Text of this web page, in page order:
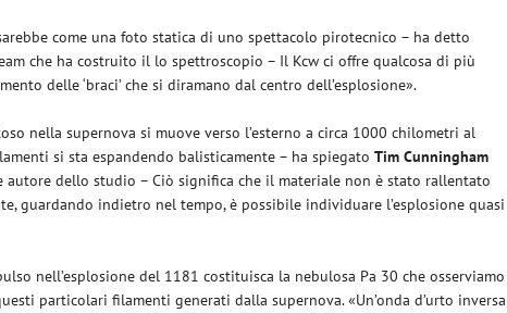
come una foto statica di uno spettacolo pirotecnico – ha detto
che ha costruito il lo spettroscopio – Il Kcw ci offre qualcosa di più
delle ‘braci’ che si diramano dal centro dell’esplosione».
nella supernova si muove verso l’esterno a circa 1000 chilometri al
si sta espandendo balisticamente – ha spiegatoTim Cunningham
autore dello studio – Ciò significa che il materiale non è stato rallentato
guardando indietro nel tempo, è possibile individuare l’esplosione quasi
nell’esplosione del 1181 costituisca la nebulosa Pa 30 che osserviamo
particolari filamenti generati dalla supernova. «Un’onda d’urto inversa